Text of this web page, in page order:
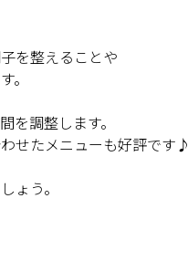
を整えることや
。
を調整します。
せたメニューも好評です♪
ょう。